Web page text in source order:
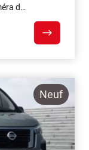
d…
Neuf